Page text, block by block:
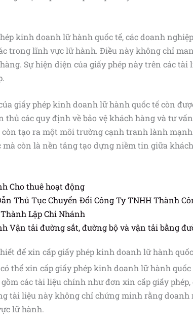
kinh doanh lữ hành quốc tế, các doanh
trong lĩnh vực lữ hành. Điều này không chỉ
Sự hiện diện của giấy phép này trên các
giấy phép kinh doanh lữ hành quốc tế còn
thủ các quy định về bảo vệ khách hàng và tư
tạo ra một môi trường cạnh tranh lành
còn là nền tảng tạo dựng niềm tin giữa
Cho thuê hoạt động
Thủ Tục Chuyển Đổi Công Ty TNHH Thành
Lập Chi Nhánh
Vận tải đường sắt, đường bộ và vận tải bằng
để xin cấp giấy phép kinh doanh lữ hành
thể xin cấp giấy phép kinh doanh lữ hành
gồm các tài liệu chính như đơn xin cấp giấy
tài liệu này không chỉ chứng minh rằng
lữ hành.